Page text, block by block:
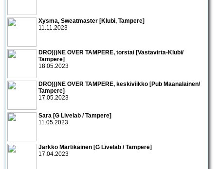
Xysma, Sweatmaster [Klubi, Tampere]
11.11.2023
DRO)))NE OVER TAMPERE, torstai [Vastavirta-Klubi/
Tampere]
18.05.2023
DRO)))NE OVER TAMPERE, keskiviikko [Pub Maanalainen/
Tampere]
17.05.2023
Sara [G Livelab / Tampere]
11.05.2023
Jarkko Martikainen [G Livelab / Tampere]
17.04.2023